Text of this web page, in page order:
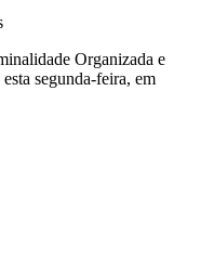
Organizada e
segunda-feira, em